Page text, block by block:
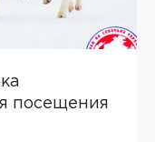
посещения